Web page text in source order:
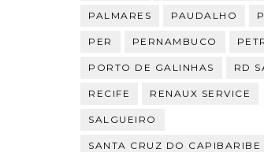
PALMARES PAUDALHO
PER PERNAMBUCO
PORTO DE GALINHAS RD
RECIFE RENAUX SERVICE
SALGUEIRO
SANTA CRUZ DO CAPIBARIBE